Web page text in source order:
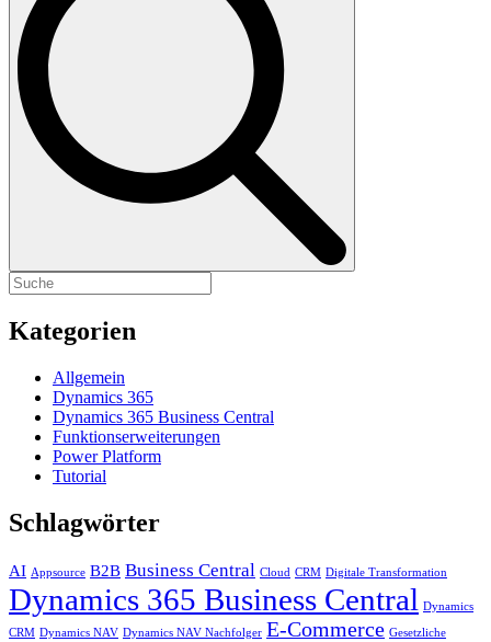
Kategorien
Allgemein
Dynamics 365
Dynamics 365 Business Central
Funktionserweiterungen
Power Platform
Tutorial
Schlagwörter
AI Appsource B2B Business Central Cloud CRM Digitale Transformation
Dynamics 365 Business Central Dynamics
CRM Dynamics NAV Dynamics NAV Nachfolger E-Commerce Gesetzliche